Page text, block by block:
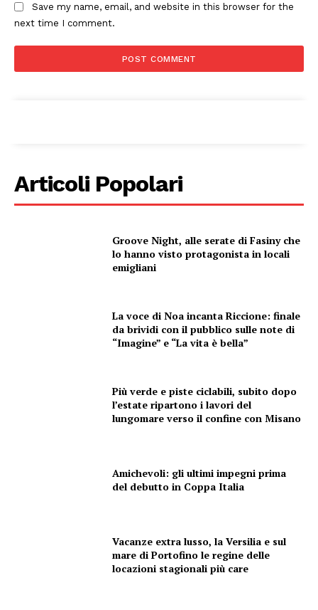
Menu
SPORT
Save my name, email, and website in this browser for the
next time I comment.
Articoli Popolari
Groove Night, alle serate di Fasiny che
lo hanno visto protagonista in locali
emigliani
La voce di Noa incanta Riccione: finale
da brividi con il pubblico sulle note di
“Imagine” e “La vita è bella”
Più verde e piste ciclabili, subito dopo
l’estate ripartono i lavori del
lungomare verso il confine con Misano
Amichevoli: gli ultimi impegni prima
del debutto in Coppa Italia
Vacanze extra lusso, la Versilia e sul
mare di Portofino le regine delle
locazioni stagionali più care